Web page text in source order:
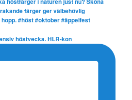
höstvecka. HLR-kon